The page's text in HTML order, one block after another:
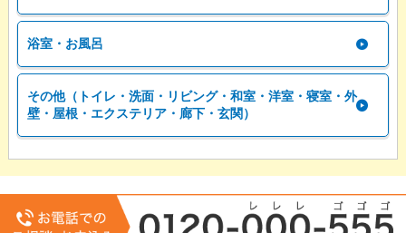
浴室・お風呂
その他（トイレ・洗面・リビング・和室・洋室・寝室・外
壁・屋根・エクステリア・廊下・玄関）